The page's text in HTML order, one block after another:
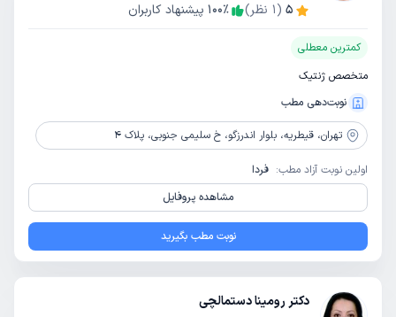
5
(
1 نظر) 100٪ پیشنهاد کاربران
کمترین معطلی
متخصص ژنتیک
نوبت‌دهی مطب
تهران، قیطریه، بلوار اندرزگو، خ سلیمی جنوبی، پلاک 4
اولین نوبت آزاد مطب: فردا
مشاهده پروفایل
نوبت مطب بگیرید
دکتر رومینا دستمالچی